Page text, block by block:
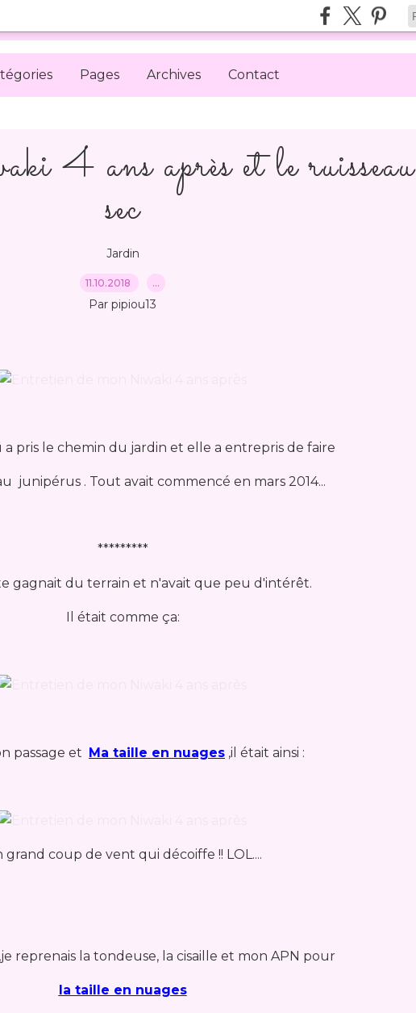
Pages Archives Contact
4 ans après et le ruisseau
sec
Jardin
11.10.2018 …
Par pipiou13
a pris le chemin du jardin et elle a entrepris de faire
junipérus . Tout avait commencé en mars 2014...
*********
gagnait du terrain et n'avait que peu d'intérêt.
Il était comme ça:
passage et Ma taille en nuages ,il était ainsi :
grand coup de vent qui décoiffe !! LOL....
reprenais la tondeuse, la cisaille et mon APN pour
la taille en nuages